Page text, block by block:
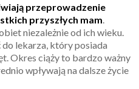
przeprowadzenie
przyszłych mam.
niezależnie od ich wieku.
lekarza, który posiada
Okres ciąży to bardzo ważny
wpływają na dalsze życie